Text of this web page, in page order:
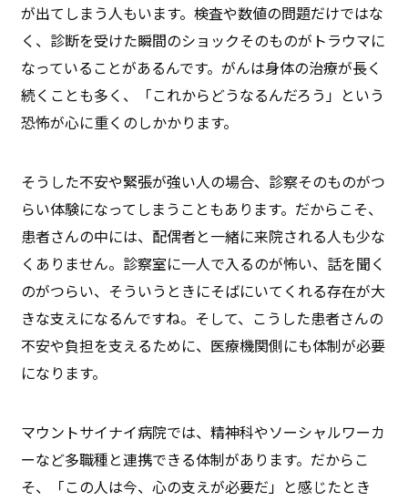
が出てしまう人もいます。検査や数値の問題だけではな
く、診断を受けた瞬間のショックそのものがトラウマに
なっていることがあるんです。がんは身体の治療が長く
続くことも多く、「これからどうなるんだろう」という
恐怖が心に重くのしかかります。
そうした不安や緊張が強い人の場合、診察そのものがつ
らい体験になってしまうこともあります。だからこそ、
患者さんの中には、配偶者と一緒に来院される人も少な
くありません。診察室に一人で入るのが怖い、話を聞く
のがつらい、そういうときにそばにいてくれる存在が大
きな支えになるんですね。そして、こうした患者さんの
不安や負担を支えるために、医療機関側にも体制が必要
になります。
マウントサイナイ病院では、精神科やソーシャルワーカ
ーなど多職種と連携できる体制があります。だからこ
そ、「この人は今、心の支えが必要だ」と感じたとき